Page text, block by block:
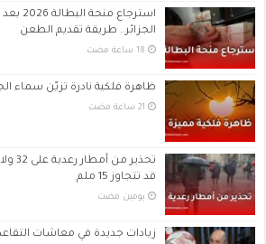
الجزائر.. طريقة تقديم الطعن
ظاهرة فلكية نادرة تزيّن سماء
قد تتجاوز 15 ملم
‏يومين مضت
زيادات جديدة في معاشات التقاعد